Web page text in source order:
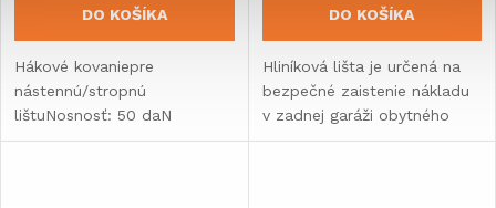
DO KOŠÍKA
Hákové kovaniepre
nástennú/stropnú
lištuNosnosť: 50 daN
DO KOŠÍKA
Hliníková lišta je určená na
bezpečné zaistenie nákladu
v zadnej garáži obytného
vozidla alebo karavanu.